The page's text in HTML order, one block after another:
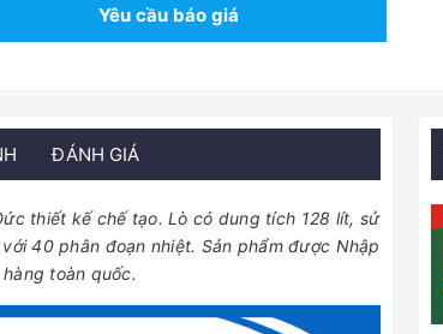
Yêu cầu báo giá
ĐÁNH GIÁ
thiết kế chế tạo. Lò có dung tích 128 lít, sử
40 phân đoạn nhiệt. Sản phẩm được Nhập
toàn quốc.